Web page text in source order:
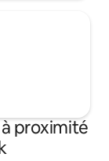
proximité